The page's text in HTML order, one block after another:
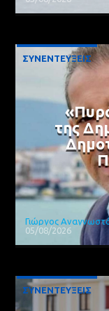
ΣΥΝΕΝΤΕΥΞΕΙΣ
της
Γιώργος
05/08/2026
ΣΥΝΕΝΤΕΥΞΕΙΣ